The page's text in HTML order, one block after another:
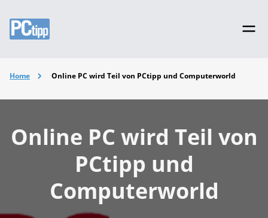
Home Online PC wird Teil von PCtipp und Computerworld
Online PC wird Teil von
PCtipp und
Computerworld